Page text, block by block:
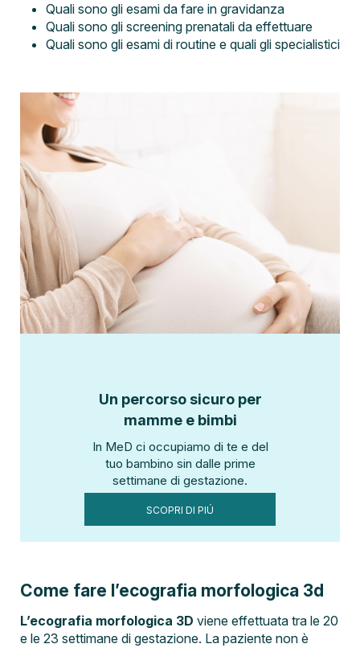
Quali sono gli esami da fare in gravidanza
Quali sono gli screening prenatali da effettuare
Quali sono gli esami di routine e quali gli specialistici
Un percorso sicuro per
mamme e bimbi
In MeD ci occupiamo di te e del
tuo bambino sin dalle prime
settimane di gestazione.
SCOPRI DI PIÚ
Come fare l’ecografia morfologica 3d
L’ecografia morfologica 3D viene effettuata tra le 20
e le 23 settimane di gestazione. La paziente non è